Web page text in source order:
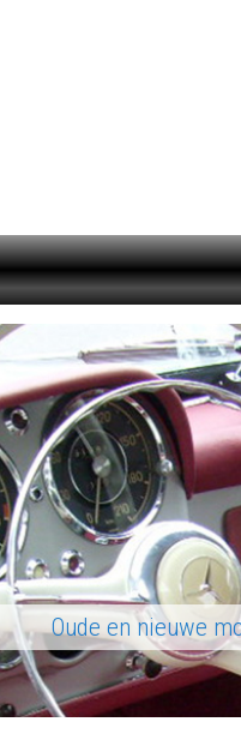
Oude en nieuwe